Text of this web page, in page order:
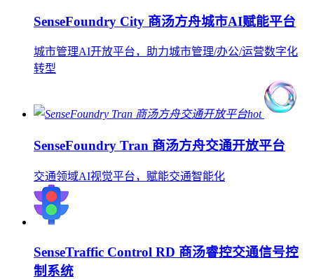
SenseFoundry City 商汤方舟城市AI赋能平台
城市管理AI开放平台，助力城市管理/办公/运营数字化
转型
hot
SenseFoundry Tran 商汤方舟交通开放平台
交通领域AI视觉平台，赋能交通智能化
SenseTraffic Control RD 商汤睿控交通信号控
制系统